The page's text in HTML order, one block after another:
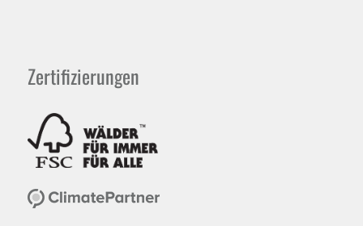
Zertifizierungen